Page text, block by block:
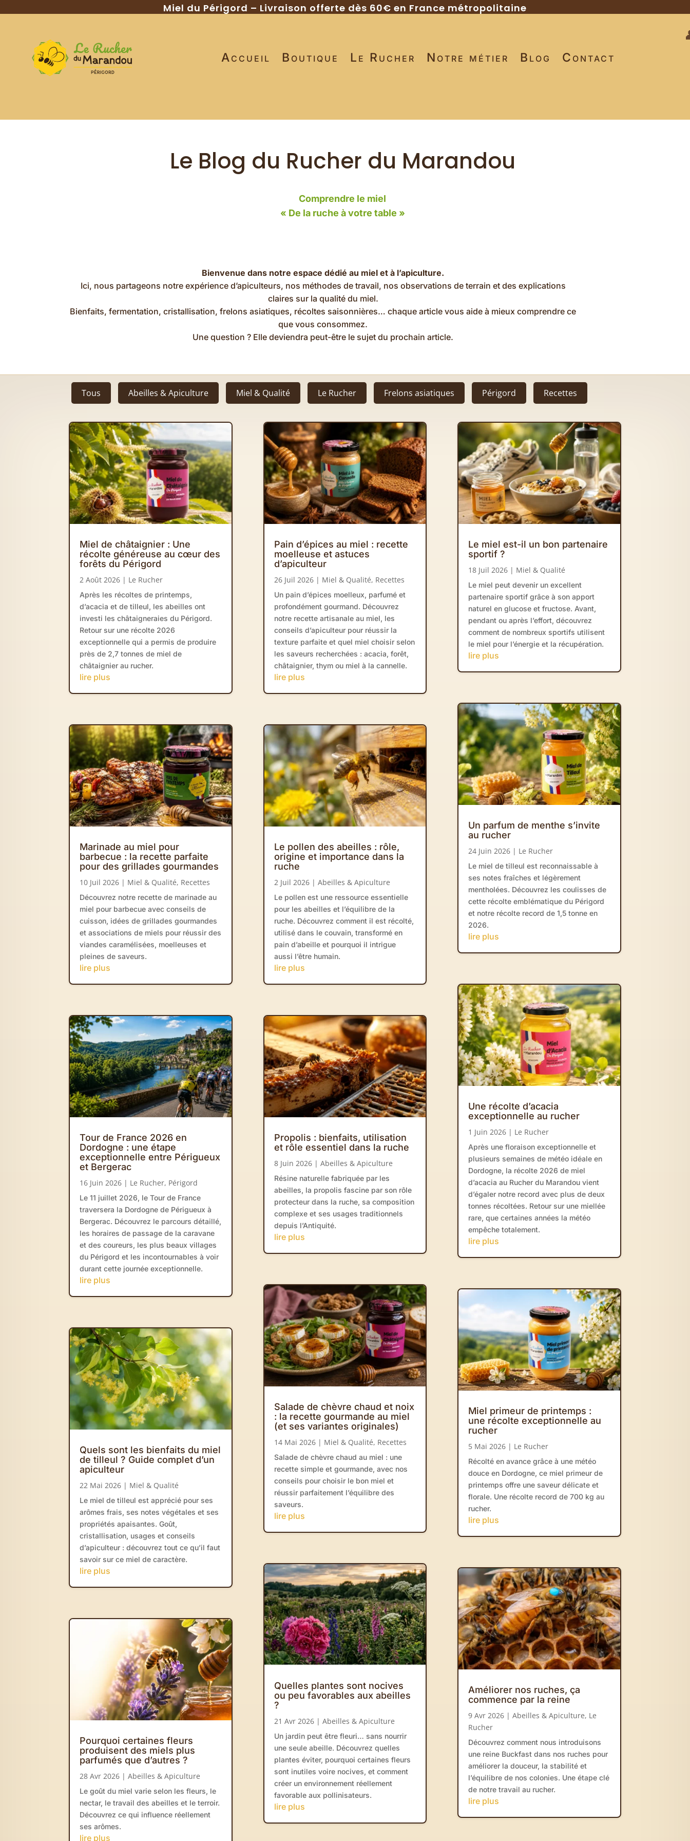
Miel du Périgord – Livraison offerte dès 60€ en France métropolitaine
Accueil Boutique Le Rucher Notre métier Blog Contact
Le Blog du Rucher du Marandou
Comprendre le miel
« De la ruche à votre table »
Bienvenue dans notre espace dédié au miel et à l’apiculture.
Ici, nous partageons notre expérience d’apiculteurs, nos méthodes de travail, nos observations de terrain et des explications
claires sur la qualité du miel.
Bienfaits, fermentation, cristallisation, frelons asiatiques, récoltes saisonnières… chaque article vous aide à mieux comprendre ce
que vous consommez.
Une question ? Elle deviendra peut-être le sujet du prochain article.
Tous Abeilles & Apiculture Miel & Qualité Le Rucher Frelons asiatiques Périgord Recettes
Miel de châtaignier : Une
récolte généreuse au cœur des
forêts du Périgord
2 Août 2026 | Le Rucher
Après les récoltes de printemps,
d’acacia et de tilleul, les abeilles ont
investi les châtaigneraies du Périgord.
Retour sur une récolte 2026
exceptionnelle qui a permis de produire
près de 2,7 tonnes de miel de
châtaignier au rucher.
lire plus
Marinade au miel pour
barbecue : la recette parfaite
pour des grillades gourmandes
10 Juil 2026 | Miel & Qualité, Recettes
Découvrez notre recette de marinade au
miel pour barbecue avec conseils de
cuisson, idées de grillades gourmandes
et associations de miels pour réussir des
viandes caramélisées, moelleuses et
pleines de saveurs.
lire plus
Tour de France 2026 en
Dordogne : une étape
exceptionnelle entre Périgueux
et Bergerac
16 Juin 2026 | Le Rucher, Périgord
Le 11 juillet 2026, le Tour de France
traversera la Dordogne de Périgueux à
Bergerac. Découvrez le parcours détaillé,
les horaires de passage de la caravane
et des coureurs, les plus beaux villages
du Périgord et les incontournables à voir
durant cette journée exceptionnelle.
lire plus
Quels sont les bienfaits du miel
de tilleul ? Guide complet d’un
apiculteur
22 Mai 2026 | Miel & Qualité
Le miel de tilleul est apprécié pour ses
arômes frais, ses notes végétales et ses
propriétés apaisantes. Goût,
cristallisation, usages et conseils
d’apiculteur : découvrez tout ce qu’il faut
savoir sur ce miel de caractère.
lire plus
Pourquoi certaines fleurs
produisent des miels plus
parfumés que d’autres ?
28 Avr 2026 |Abeilles & Apiculture
Le goût du miel varie selon les fleurs, le
nectar, le travail des abeilles et le terroir.
Découvrez ce qui influence réellement
ses arômes.
lire plus
Pain d’épices au miel : recette
moelleuse et astuces
d’apiculteur
26 Juil 2026| Miel & Qualité, Recettes
Un pain d’épices moelleux, parfumé et
profondément gourmand. Découvrez
notre recette artisanale au miel, les
conseils d’apiculteur pour réussir la
texture parfaite et quel miel choisir selon
les saveurs recherchées : acacia, forêt,
châtaignier, thym ou miel à la cannelle.
lire plus
Le pollen des abeilles : rôle,
origine et importance dans la
ruche
2 Juil 2026| Abeilles & Apiculture
Le pollen est une ressource essentielle
pour les abeilles et l’équilibre de la
ruche. Découvrez comment il est récolté,
utilisé dans le couvain, transformé en
pain d’abeille et pourquoi il intrigue
aussi l’être humain.
lire plus
Propolis : bienfaits, utilisation
et rôle essentiel dans la ruche
8 Juin 2026| Abeilles & Apiculture
Résine naturelle fabriquée par les
abeilles, la propolis fascine par son rôle
protecteur dans la ruche, sa composition
complexe et ses usages traditionnels
depuis l’Antiquité.
lire plus
Salade de chèvre chaud et noix
: la recette gourmande au miel
(et ses variantes originales)
14 Mai 2026| Miel & Qualité, Recettes
Salade de chèvre chaud au miel : une
recette simple et gourmande, avec nos
conseils pour choisir le bon miel et
réussir parfaitement l’équilibre des
saveurs.
lire plus
Quelles plantes sont nocives
ou peu favorables aux abeilles
?
21 Avr 2026| Abeilles & Apiculture
Un jardin peut être fleuri… sans nourrir
une seule abeille. Découvrez quelles
plantes éviter, pourquoi certaines fleurs
sont inutiles voire nocives, et comment
créer un environnement réellement
favorable aux pollinisateurs.
lire plus
Le miel est-il un bon partenaire
sportif ?
18 Juil 2026| Miel & Qualité
Le miel peut devenir un excellent
partenaire sportif grâce à son apport
naturel en glucose et fructose. Avant,
pendant ou après l’effort, découvrez
comment de nombreux sportifs utilisent
le miel pour l’énergie et la récupération.
lire plus
Un parfum de menthe s’invite
au rucher
24 Juin 2026| Le Rucher
Le miel de tilleul est reconnaissable à
ses notes fraîches et légèrement
mentholées. Découvrez les coulisses de
cette récolte emblématique du Périgord
et notre récolte record de 1,5 tonne en
2026.
lire plus
Une récolte d’acacia
exceptionnelle au rucher
1 Juin 2026| Le Rucher
Après une floraison exceptionnelle et
plusieurs semaines de météo idéale en
Dordogne, la récolte 2026 de miel
d’acacia au Rucher du Marandou vient
d’égaler notre record avec plus de deux
tonnes récoltées. Retour sur une miellée
rare, que certaines années la météo
empêche totalement.
lire plus
Miel primeur de printemps :
une récolte exceptionnelle au
rucher
5 Mai 2026| Le Rucher
Récolté en avance grâce à une météo
douce en Dordogne, ce miel primeur de
printemps offre une saveur délicate et
florale. Une récolte record de 700 kg au
rucher.
lire plus
Améliorer nos ruches, ça
commence par la reine
9 Avr 2026| Abeilles & Apiculture, Le
Rucher
Découvrez comment nous introduisons
une reine Buckfast dans nos ruches pour
améliorer la douceur, la stabilité et
l’équilibre de nos colonies. Une étape clé
de notre travail au rucher.
lire plus